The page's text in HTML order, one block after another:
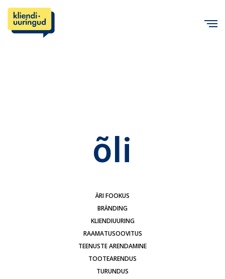
õli
ÄRI FOOKUS
BRÄNDING
KLIENDIUURING
RAAMATUSOOVITUS
TEENUSTE ARENDAMINE
TOOTEARENDUS
TURUNDUS